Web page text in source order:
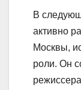
В
активно
Москвы,
роли. Он